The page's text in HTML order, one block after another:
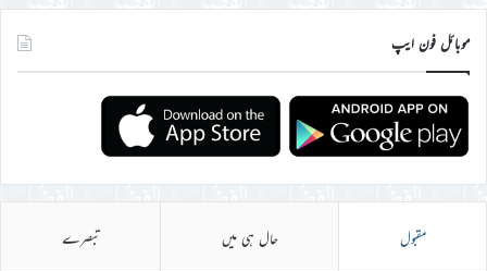
موبائل فون ایپ
مقبول حال ہی میں تبصرے